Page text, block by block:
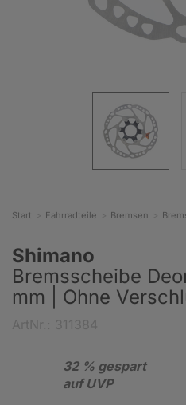
Start Fahrradteile Bremsen
Shimano
Bremsscheibe
mm | Ohne
32 % gespart
auf UVP